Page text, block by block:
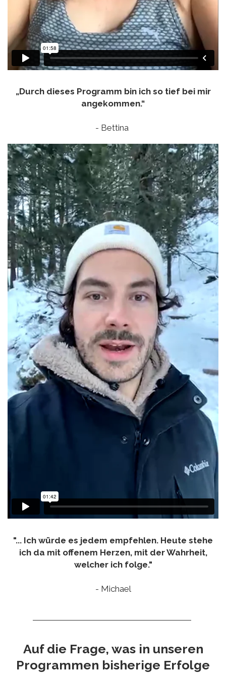
„Durch dieses Programm bin ich so tief bei mir
angekommen.“
- Bettina
"... Ich würde es jedem empfehlen. Heute stehe
ich da mit offenem Herzen, mit der Wahrheit,
welcher ich folge."
- Michael
Auf die Frage, was in unseren
Programmen bisherige Erfolge